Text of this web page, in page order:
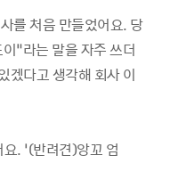
를 처음 만들었어요. 당
”라는 말을 자주 쓰더
겠다고 생각해 회사 이
. ‘(반려견)앙꼬 엄